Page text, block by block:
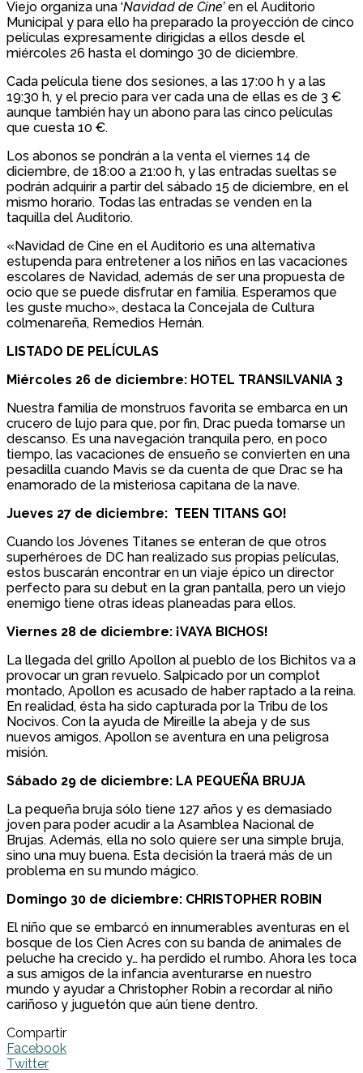
Viejo organiza una ‘Navidad de Cine’en el Auditorio
Municipal y para ello ha preparado la proyección de cinco
películas expresamente dirigidas a ellos desde el
miércoles 26 hasta el domingo 30 de diciembre.
Cada película tiene dos sesiones, a las 17:00 h y a las
19:30 h, y el precio para ver cada una de ellas es de 3 €
aunque también hay un abono para las cinco películas
que cuesta 10 €.
Los abonos se pondrán a la venta el viernes 14 de
diciembre, de 18:00 a 21:00 h, y las entradas sueltas se
podrán adquirir a partir del sábado 15 de diciembre, en el
mismo horario. Todas las entradas se venden en la
taquilla del Auditorio.
«Navidad de Cine en el Auditorio es una alternativa
estupenda para entretener a los niños en las vacaciones
escolares de Navidad, además de ser una propuesta de
ocio que se puede disfrutar en familia. Esperamos que
les guste mucho», destaca la Concejala de Cultura
colmenareña, Remedios Hernán.
LISTADO DE PELÍCULAS
Miércoles 26 de diciembre: HOTEL TRANSILVANIA 3
Nuestra familia de monstruos favorita se embarca en un
crucero de lujo para que, por fin, Drac pueda tomarse un
descanso. Es una navegación tranquila pero, en poco
tiempo, las vacaciones de ensueño se convierten en una
pesadilla cuando Mavis se da cuenta de que Drac se ha
enamorado de la misteriosa capitana de la nave.
Jueves 27 de diciembre: TEEN TITANS GO!
Cuando los Jóvenes Titanes se enteran de que otros
superhéroes de DC han realizado sus propias películas,
estos buscarán encontrar en un viaje épico un director
perfecto para su debut en la gran pantalla, pero un viejo
enemigo tiene otras ideas planeadas para ellos.
Viernes 28 de diciembre: ¡VAYA BICHOS!
La llegada del grillo Apollon al pueblo de los Bichitos va a
provocar un gran revuelo. Salpicado por un complot
montado, Apollon es acusado de haber raptado a la reina.
En realidad, ésta ha sido capturada por la Tribu de los
Nocivos. Con la ayuda de Mireille la abeja y de sus
nuevos amigos, Apollon se aventura en una peligrosa
misión.
Sábado 29 de diciembre: LA PEQUEÑA BRUJA
La pequeña bruja sólo tiene 127 años y es demasiado
joven para poder acudir a la Asamblea Nacional de
Brujas. Además, ella no solo quiere ser una simple bruja,
sino una muy buena. Esta decisión la traerá más de un
problema en su mundo mágico.
Domingo 30 de diciembre: CHRISTOPHER ROBIN
El niño que se embarcó en innumerables aventuras en el
bosque de los Cien Acres con su banda de animales de
peluche ha crecido y… ha perdido el rumbo. Ahora les toca
a sus amigos de la infancia aventurarse en nuestro
mundo y ayudar a Christopher Robin a recordar al niño
cariñoso y juguetón que aún tiene dentro.
Compartir
Facebook
Twitter